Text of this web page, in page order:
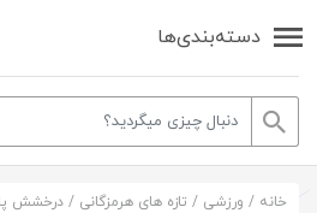
دسته‌بندی‌ها
خانه / ورزشی / تازه های هرمزگانی / درخشش